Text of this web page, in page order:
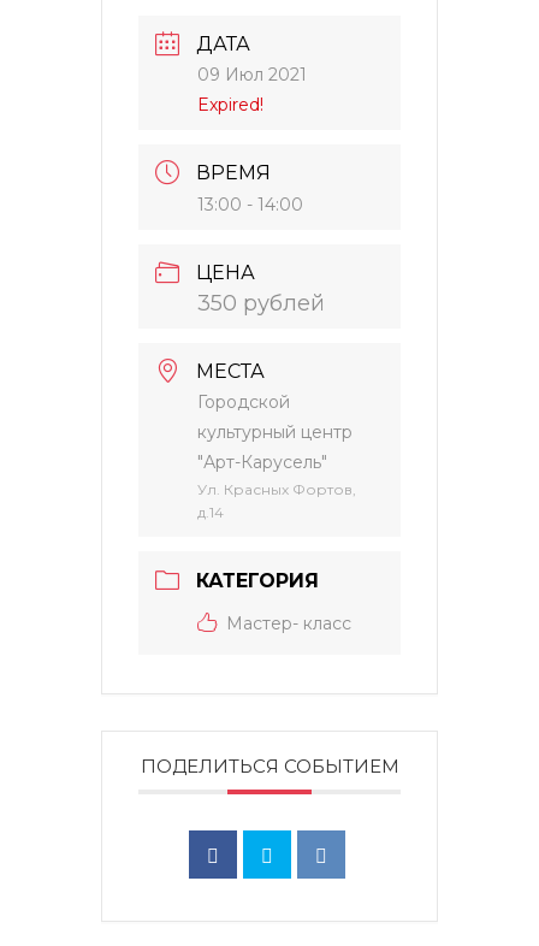
ДАТА
09 Июл 2021
Expired!
ВРЕМЯ
13:00 - 14:00
ЦЕНА
350 рублей
МЕСТА
Городской
культурный центр
"Арт-Карусель"
Ул. Красных Фортов,
д.14
КАТЕГОРИЯ
Мастер- класс
ПОДЕЛИТЬСЯ СОБЫТИЕМ